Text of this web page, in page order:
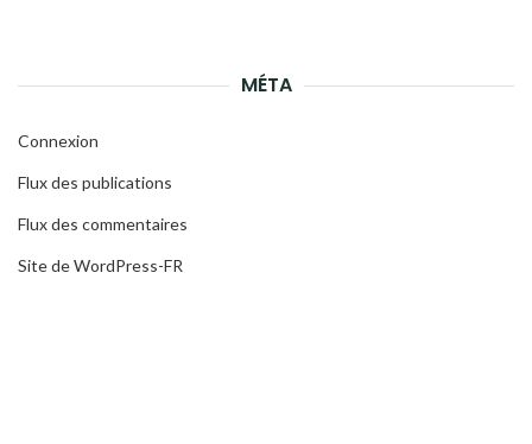
MÉTA
Connexion
Flux des publications
Flux des commentaires
Site de WordPress-FR